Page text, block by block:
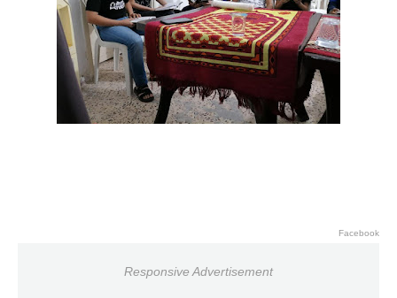
Facebook
Responsive Advertisement